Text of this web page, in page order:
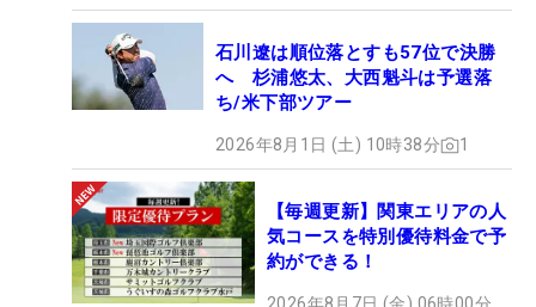
石川遼は順位落とすも57位で決勝
へ 杉浦悠太、大西魁斗は予選落
ち/米下部ツアー
2026年8月1日 (土) 10時38分 1
【毎週更新】関東エリアの人
気コースを特別優待料金で予
約ができる！